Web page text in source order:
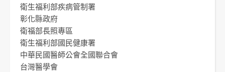
衛生福利部疾病管制署
彰化縣政府
衛福部長照專區
衛生福利部國民健康署
中華民國醫師公會全國聯合會
台灣醫學會